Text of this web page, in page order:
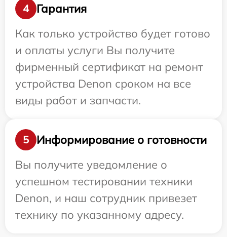
4
Гарантия
Как только устройство будет готово
и оплаты услуги Вы получите
фирменный сертификат на ремонт
устройства Denon сроком на все
виды работ и запчасти.
5
Информирование о готовности
Вы получите уведомление о
успешном тестировании техники
Denon, и наш сотрудник привезет
технику по указанному адресу.